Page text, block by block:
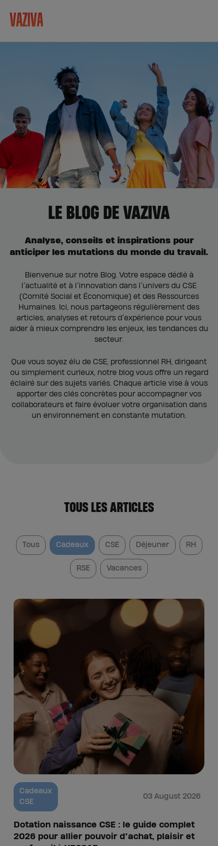
LE BLOG DE VAZIVA
Analyse, conseils et inspirations pour
anticiper les mutations du monde du travail.
Bienvenue sur notre Blog. Votre espace dédié à
l’actualité et à l’innovation dans l’univers du CSE
(Comité Social et Économique) et des Ressources
Humaines. Ici, nous partageons régulièrement des
articles, analyses et retours d’expérience pour vous
aider à mieux comprendre les enjeux, les tendances du
secteur.
Que vous soyez élu de CSE, professionnel RH, dirigeant
ou simplement curieux, notre blog vous offre un regard
éclairé sur des sujets variés. Chaque article vise à vous
apporter des clés concrètes pour accompagner vos
collaborateurs et faire évoluer votre organisation dans
un environnement en constante mutation.
TOUS LES ARTICLES
Tous Cadeaux CSE Déjeuner RH
RSE Vacances
Cadeaux
CSE
03 August 2026
Dotation naissance CSE : le guide complet
2026 pour allier pouvoir d’achat, plaisir et